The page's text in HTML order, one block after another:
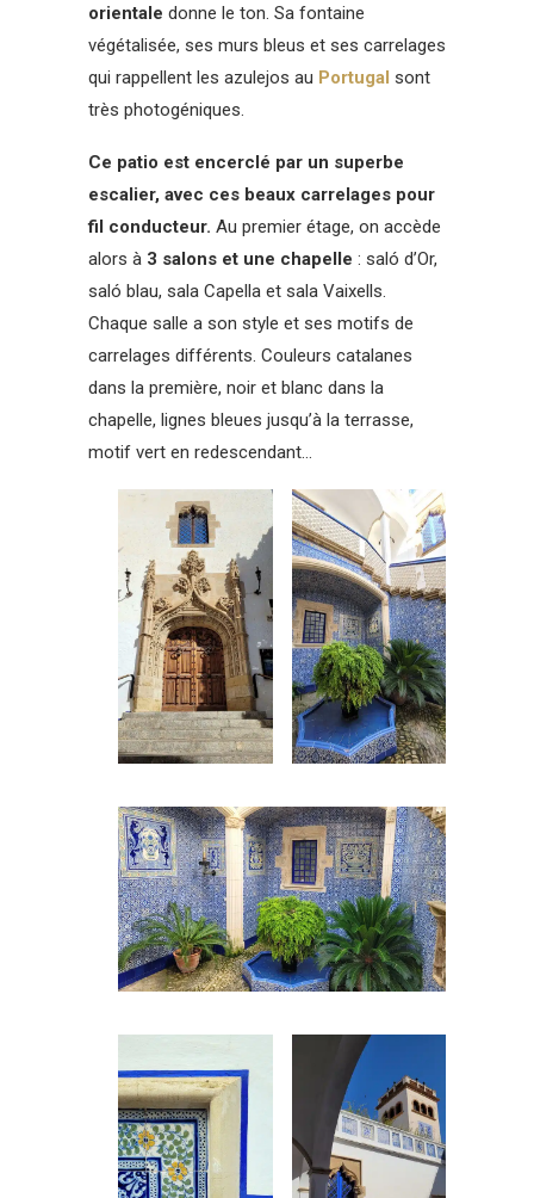
orientale donne le ton. Sa fontaine
végétalisée, ses murs bleus et ses carrelages
qui rappellent les azulejos au Portugal sont
très photogéniques.
Ce patio est encerclé par un superbe
escalier, avec ces beaux carrelages pour
fil conducteur. Au premier étage, on accède
alors à 3 salons et une chapelle : saló d’Or,
saló blau, sala Capella et sala Vaixells.
Chaque salle a son style et ses motifs de
carrelages différents. Couleurs catalanes
dans la première, noir et blanc dans la
chapelle, lignes bleues jusqu’à la terrasse,
motif vert en redescendant…